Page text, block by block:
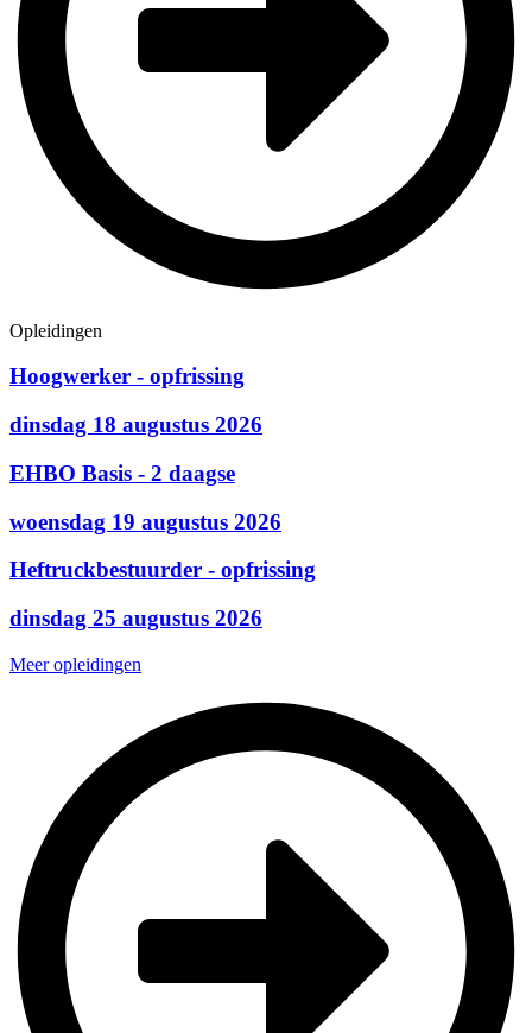
Opleidingen
Hoogwerker - opfrissing
dinsdag 18 augustus 2026
EHBO Basis - 2 daagse
woensdag 19 augustus 2026
Heftruckbestuurder - opfrissing
dinsdag 25 augustus 2026
Meer opleidingen